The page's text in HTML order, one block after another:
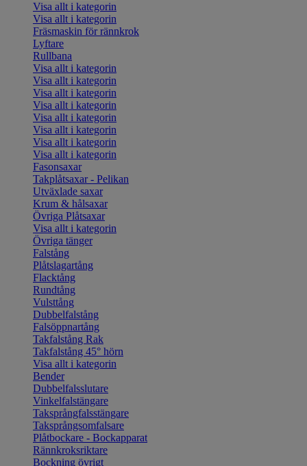
Visa allt i kategorin
Visa allt i kategorin
Fräsmaskin för rännkrok
Lyftare
Rullbana
Visa allt i kategorin
Visa allt i kategorin
Visa allt i kategorin
Visa allt i kategorin
Visa allt i kategorin
Visa allt i kategorin
Visa allt i kategorin
Visa allt i kategorin
Fasonsaxar
Takplåtsaxar - Pelikan
Utväxlade saxar
Krum & hålsaxar
Övriga Plåtsaxar
Visa allt i kategorin
Övriga tänger
Falstång
Plåtslagartång
Flacktång
Rundtång
Vulsttång
Dubbelfalstång
Falsöppnartång
Takfalstång Rak
Takfalstång 45° hörn
Visa allt i kategorin
Bender
Dubbelfalsslutare
Vinkelfalstängare
Taksprångfalsstängare
Taksprångsomfalsare
Plåtbockare - Bockapparat
Rännkroksriktare
Bockning övrigt